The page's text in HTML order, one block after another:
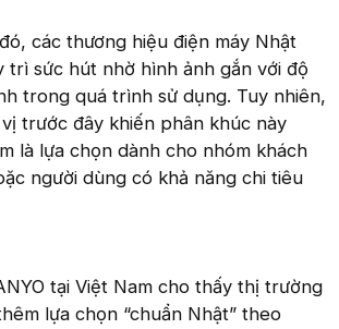
các thương hiệu điện máy Nhật
trì sức hút nhờ hình ảnh gắn với độ
trong quá trình sử dụng. Tuy nhiên,
trước đây khiến phân khúc này
là lựa chọn dành cho nhóm khách
người dùng có khả năng chi tiêu
tại Việt Nam cho thấy thị trường
lựa chọn “chuẩn Nhật” theo